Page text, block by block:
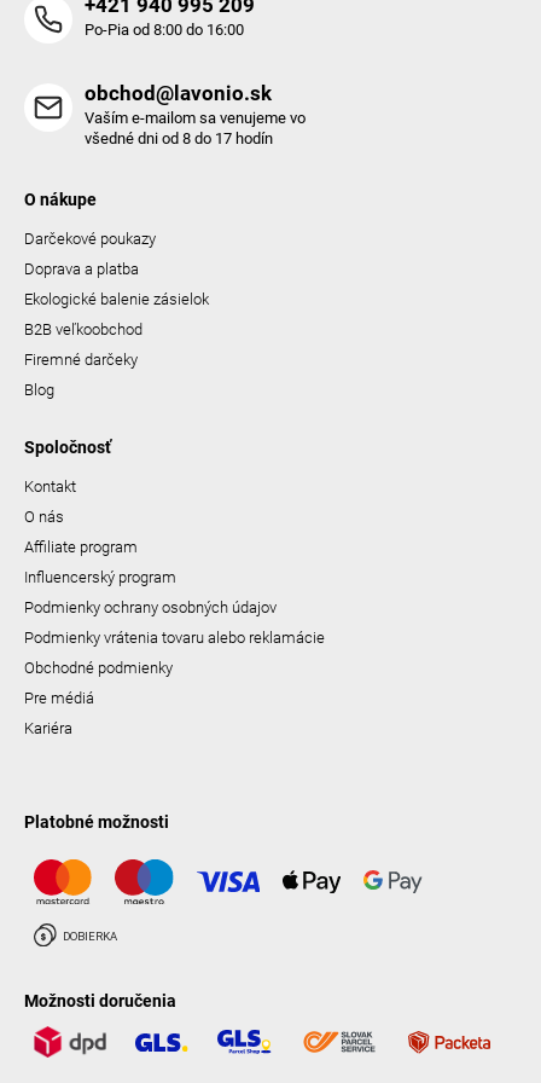
Po-Pia od 8:00 do 16:00
obchod@lavonio.sk
Vaším e-mailom sa venujeme vo
všedné dni od 8 do 17 hodín
O nákupe
Darčekové poukazy
Doprava a platba
Ekologické balenie zásielok
B2B veľkoobchod
Firemné darčeky
Blog
Spoločnosť
Kontakt
O nás
Affiliate program
Influencerský program
Podmienky ochrany osobných údajov
Podmienky vrátenia tovaru alebo reklamácie
Obchodné podmienky
Pre médiá
Kariéra
Platobné možnosti
Možnosti doručenia